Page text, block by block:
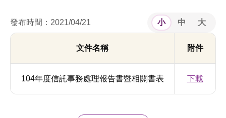
發布時間：2021/04/21 小 中 大
文件名稱 附件
104年度信託事務處理報告書暨相關書表 下載